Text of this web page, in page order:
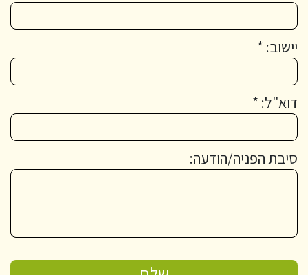
יישוב: *
דוא"ל: *
סיבת הפניה/הודעה: